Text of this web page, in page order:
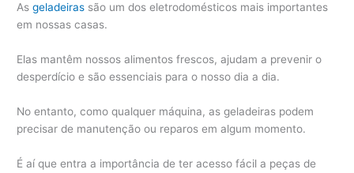
Asgeladeiras são um dos eletrodomésticos mais importantes
em nossas casas.
Elas mantêm nossos alimentos frescos, ajudam a prevenir o
desperdício e são essenciais para o nosso dia a dia.
No entanto, como qualquer máquina, as geladeiras podem
precisar de manutenção ou reparos em algum momento.
É aí que entra a importância de ter acesso fácil a peças de